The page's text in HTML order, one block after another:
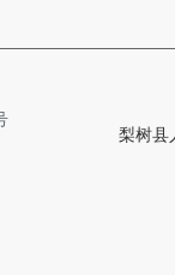
梨树县